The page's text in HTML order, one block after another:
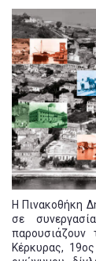
Η Πινακοθήκη
σε
παρουσιάζουν
Κέρκυρας,